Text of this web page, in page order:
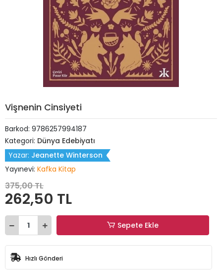
Vişnenin Cinsiyeti
Barkod: 9786257994187
Kategori: Dünya Edebiyatı
Yazar: Jeanette Winterson
Yayınevi: Kafka Kitap
375,00 TL
262,50 TL
Sepete Ekle
Hızlı Gönderi